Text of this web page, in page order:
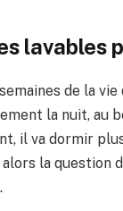
lavables
de la vie
la nuit, au
il va dormir
la question